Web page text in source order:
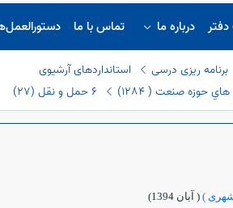
درباره ما تماس با ما
برنامه ریزی درسی
استانداردهای آرشیوی
حوزه صنعت ( ١٢٨٤) ٦ حمل و نقل (٢٧)
شهری ) ( آبان 1394)